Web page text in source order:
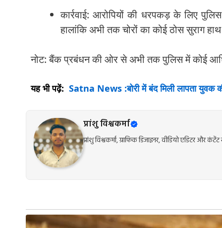
कार्रवाई: आरोपियों की धरपकड़ के लिए
हालांकि अभी तक चोरों का कोई ठोस सुराग
नोट: बैंक प्रबंधन की ओर से अभी तक पुलिस में कोई
यह भी पढ़ें: Satna News :बोरी में बंद मिली लापता युवक
प्रांशु विश्वकर्मा
प्रांशु विश्वकर्मा, ग्राफिक डिजाइनर, वीडियो एडिटर और